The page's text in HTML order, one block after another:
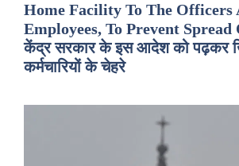
Home Facility To The Officers
Employees, To Prevent
केंद्र सरकार के इस आदेश को पढ़कर
कर्मचारियों के चेहरे